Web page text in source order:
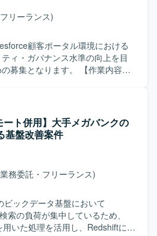
パートナーとチームを編成し、統
関係者調整を行っていただきま
やEntra IDへの統合、
の導入支援、WAN回線の
存PCのリプレースやMDM導入支
イセンス資産の見直しなどに関
検証、ヘルプデスクからのエス
ート、既存サービスの高度化支援
ど）、グループ会社へのITサポー
務にも携わっていただきます。
ラ領域において主体的にプロジ
門や外部パートナーと円滑にコ
がら調整・合意形成を進められ
化の多い環境下でも柔軟に対応
決策を提案・実行していただけ
ております。 【ポジショ
るPMI案件を通じて、M&Aにお
リーランス)
顧客ポータル環境における
ィ・ガバナンス水準の向上を目
ります。 【作業内容】
用チームへの技術支援やテクニ
ラクティスの提供などの技術相
ただきます。さらに、メンバー
ーを通じたナレッジ共有を行
当性評価や安全性に関するアド
援にも携わっていただきます。
に関する豊富な知見をもち、
まで推進いただける方を求めて
者と円滑にコミュニケーション
ネジメントの両面で主体的にリ
ジションの魅力】
ート併用】大手メガバンクの
基盤改善案件
務委託・フリーランス)
ビックデータ基盤において
索の負荷が集中しているため、
いた処理を活用し、Redshiftに集